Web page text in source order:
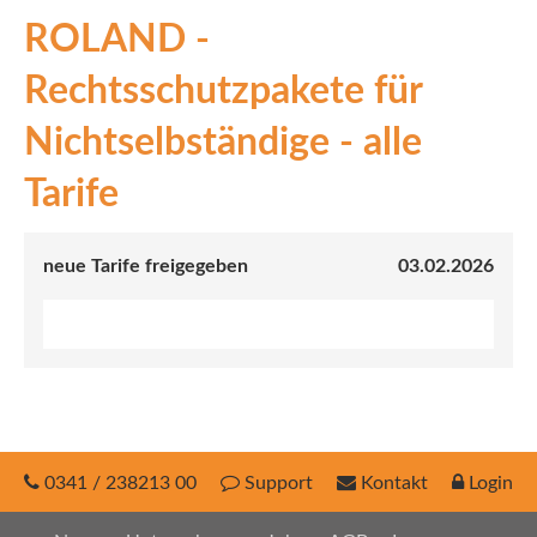
INEX
Sach
Leben
Kranken
ROLAND -
Rechtsschutzpakete für
Nichtselbständige - alle
Tarife
03.02.2026
neue Tarife freigegeben
0341 / 238213 00 Support Kontakt Login